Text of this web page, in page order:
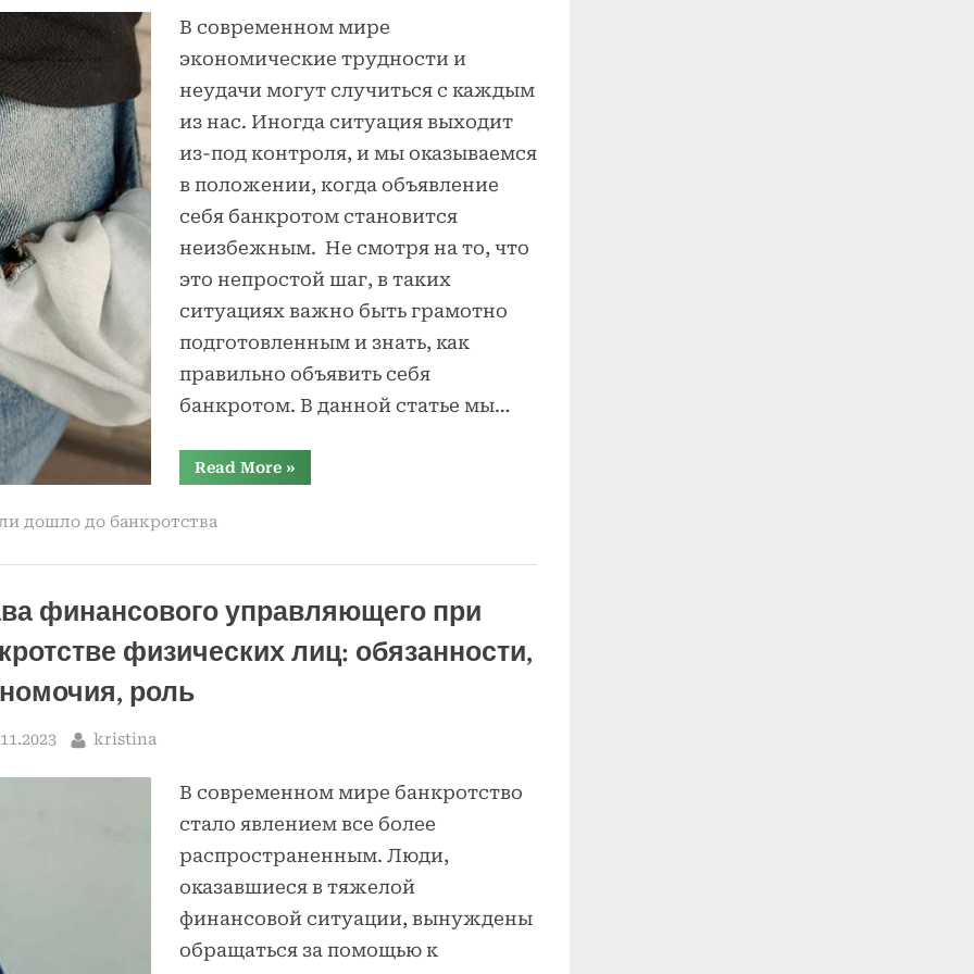
В современном мире
экономические трудности и
неудачи могут случиться с каждым
из нас. Иногда ситуация выходит
из-под контроля, и мы оказываемся
в положении, когда объявление
себя банкротом становится
неизбежным. Не смотря на то, что
это непростой шаг, в таких
ситуациях важно быть грамотно
подготовленным и знать, как
правильно объявить себя
банкротом. В данной статье мы…
Read More“Как
объявить
»
дошло до банкротства
финансового управляющего при
физических лиц: обязанности,
роль
By
kristina
В современном мире банкротство
стало явлением все более
распространенным. Люди,
оказавшиеся в тяжелой
финансовой ситуации, вынуждены
обращаться за помощью к